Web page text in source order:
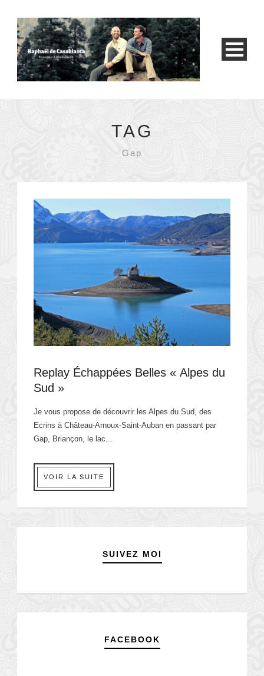
TAG
Gap
Replay Échappées Belles « Alpes du
Sud »
Je vous propose de découvrir les Alpes du Sud, des
Ecrins à Château-Arnoux-Saint-Auban en passant par
Gap, Briançon, le lac...
VOIR LA SUITE
SUIVEZ MOI
FACEBOOK